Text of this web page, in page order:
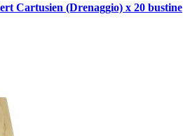
Cartusien (Drenaggio) x 20 bustine